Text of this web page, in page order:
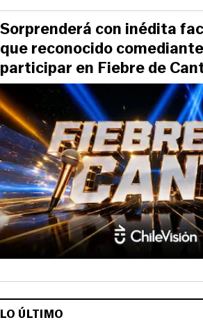
Sorprenderá con inédita
que reconocido
participar en Fiebre de
LO ÚLTIMO